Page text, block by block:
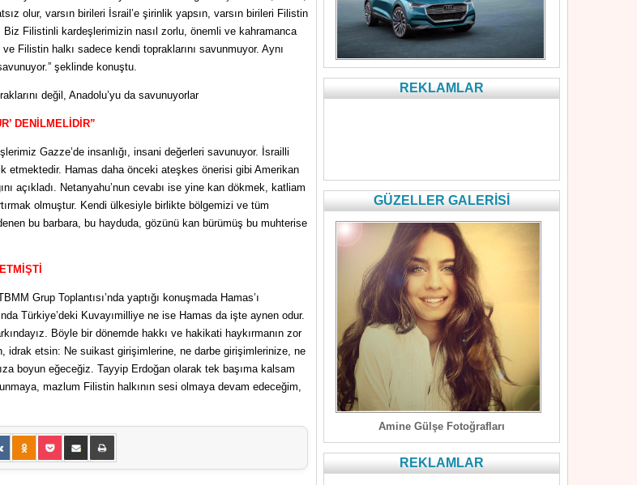
olur, varsın birileri İsrail’e şirinlik yapsın, varsın birileri Filistin
Filistinli kardeşlerimizin nasıl zorlu, önemli ve kahramanca
Filistin halkı sadece kendi topraklarını savunmuyor. Aynı
şeklinde konuştu.
değil, Anadolu’yu da savunuyorlar
DENİLMELİDİR”
Gazze’de insanlığı, insani değerleri savunuyor. İsrailli
etmektedir. Hamas daha önceki ateşkes önerisi gibi Amerikan
açıkladı. Netanyahu’nun cevabı ise yine kan dökmek, katliam
olmuştur. Kendi ülkesiyle birlikte bölgemizi ve tüm
bu barbara, bu hayduda, gözünü kan bürümüş bu muhterise
Grup Toplantısı’nda yaptığı konuşmada Hamas’ı
Türkiye’deki Kuvayımilliye ne ise Hamas da işte aynen odur.
Böyle bir dönemde hakkı ve hakikati haykırmanın zor
idrak etsin: Ne suikast girişimlerine, ne darbe girişimlerinize, ne
boyun eğeceğiz. Tayyip Erdoğan olarak tek başıma kalsam
mazlum Filistin halkının sesi olmaya devam edeceğim,
REKLAMLAR
GÜZELLER GALERİSİ
Amine Gülşe Fotoğrafları
REKLAMLAR